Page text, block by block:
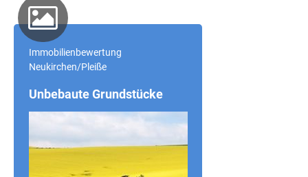
Immobilienbewertung
Neukirchen/Pleiße
Unbebaute Grundstücke